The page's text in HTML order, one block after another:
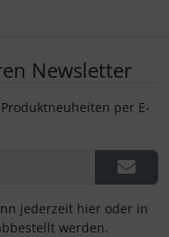
Newsletter
per E-
jederzeit hier oder in
werden.